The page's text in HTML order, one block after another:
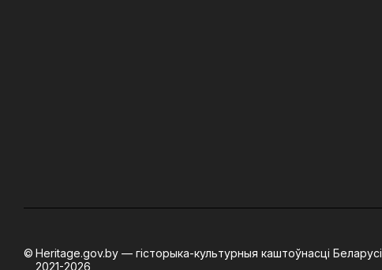
Heritage.gov.by — гісторыка-культурныя каштоўнасці Беларусі
2021-2026